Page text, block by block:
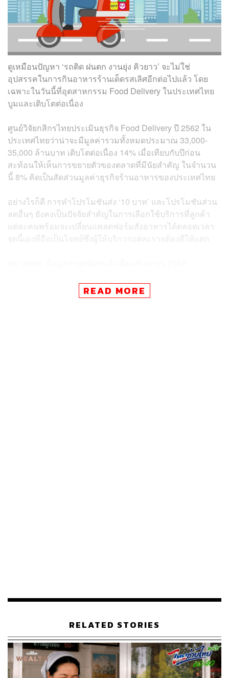
ดูเหมือนปัญหา ‘รถติด ฝนตก งานยุ่ง คิวยาว’ จะไม่ใช่
อุปสรรคในการกินอาหารร้านเด็ดรสเลิศอีกต่อไปแล้ว โดย
เฉพาะในวันนี้ที่อุตสาหกรรม Food Delivery ในประเทศไทย
บูมและเติบโตต่อเนื่อง
ศูนย์วิจัยกสิกรไทยประเมินธุรกิจ Food Delivery ปี 2562 ใน
ประเทศไทยว่าน่าจะมีมูลค่ารวมทั้งหมดประมาณ 33,000-
35,000 ล้านบาท เติบโตต่อเนื่อง 14% เมื่อเทียบกับปีก่อน
สะท้อนให้เห็นการขยายตัวของตลาดที่มีนัยสำคัญ ในจำนวน
นี้ 8% คิดเป็นสัดส่วนมูลค่าธุรกิจร้านอาหารของประเทศไทย
อย่างไรก็ดี การทำโปรโมชันส่ง ‘10 บาท’ และโปรโมชันส่วน
ลดอื่นๆ ยังคงเป็นปัจจัยสำคัญในการเลือกใช้บริการที่ลูกค้า
แต่ละคนพร้อมจะเปลี่ยนแพลตฟอร์มสั่งอาหารได้ตลอดเวลา
จุดนี้เองที่ถือเป็นโจทย์ซึ่งผู้ให้บริการแต่ละรายต้องตีให้แตก
: วรพรรณ จำปาไชยศรี
TAGS: Foodpanda GET Grab Food
LINE MAN
Food Delivery
READ MORE
RELATED STORIES